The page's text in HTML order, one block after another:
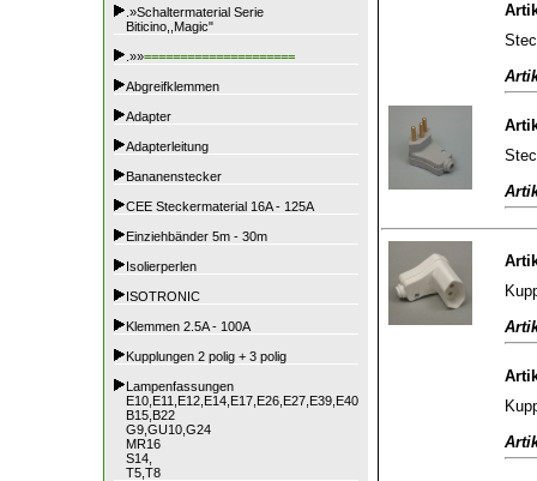
.»Schaltermaterial Serie
Biticino,,Magic"
.»»=====================
Abgreifklemmen
Adapter
Adapterleitung
Bananenstecker
CEE Steckermaterial 16A - 125A
Einziehbänder 5m - 30m
Isolierperlen
ISOTRONIC
Klemmen 2.5A - 100A
Kupplungen 2 polig + 3 polig
Lampenfassungen
E10,E11,E12,E14,E17,E26,E27,E39,E40
B15,B22
G9,GU10,G24
MR16
S14,
T5,T8